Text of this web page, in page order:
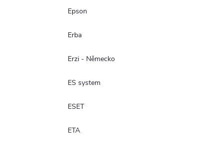
Epson
Erba
Erzi - Německo
ES system
ESET
ETA